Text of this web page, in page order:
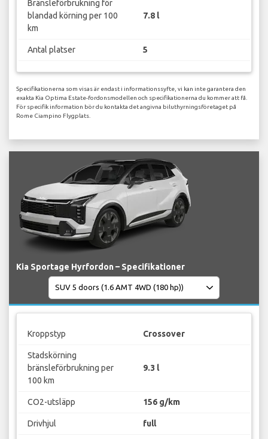
Bränsleförbrukning för
blandad körning per 100
km
7.8 l
Antal platser 5
Specifikationerna som visas är endast i informationssyfte, vi kan inte garantera den
exakta Kia Optima Estate-fordonsmodellen och specifikationerna du kommer att få.
För specifik information bör du kontakta det angivna biluthyrningsföretaget på
Rome Ciampino Flygplats.
Kia Sportage Hyrfordon – Specifikationer
Kroppstyp Crossover
Stadskörning
bränsleförbrukning per
100 km
9.3 l
CO2-utsläpp 156 g/km
Drivhjul full